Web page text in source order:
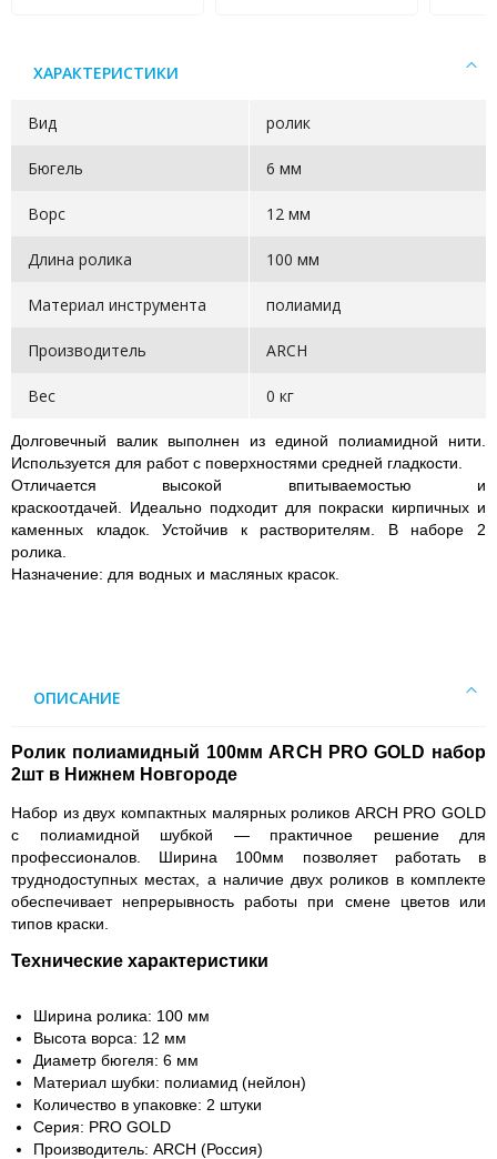
ХАРАКТЕРИСТИКИ
Вид ролик
Бюгель 6 мм
Ворс 12 мм
Длина ролика 100 мм
Материал инструмента полиамид
Производитель ARCH
Вес 0 кг
Долговечный валик выполнен из единой полиамидной нити.
Используется для работ с поверхностями средней гладкости.
Отличается высокой впитываемостью и
краскоотдачей. Идеально подходит для покраски кирпичных и
каменных кладок. Устойчив к растворителям. В наборе 2
ролика.
Назначение: для водных и масляных красок.
ОПИСАНИЕ
Ролик полиамидный 100мм ARCH PRO GOLD набор
2шт в Нижнем Новгороде
Набор из двух компактных малярных роликов ARCH PRO GOLD
с полиамидной шубкой — практичное решение для
профессионалов. Ширина 100мм позволяет работать в
труднодоступных местах, а наличие двух роликов в комплекте
обеспечивает непрерывность работы при смене цветов или
типов краски.
Технические характеристики
Ширина ролика: 100 мм
Высота ворса: 12 мм
Диаметр бюгеля: 6 мм
Материал шубки: полиамид (нейлон)
Количество в упаковке: 2 штуки
Серия: PRO GOLD
Производитель: ARCH (Россия)